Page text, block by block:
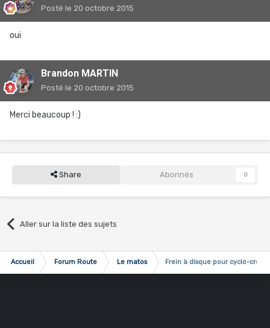
Posté le 20 octobre 2015
oui
Brandon MARTIN
Posté le 20 octobre 2015
Merci beaucoup ! :)
Share Abonnés 0
Aller sur la liste des sujets
Accueil Forum Route Le matos Frein à disque pour cyclo-cross